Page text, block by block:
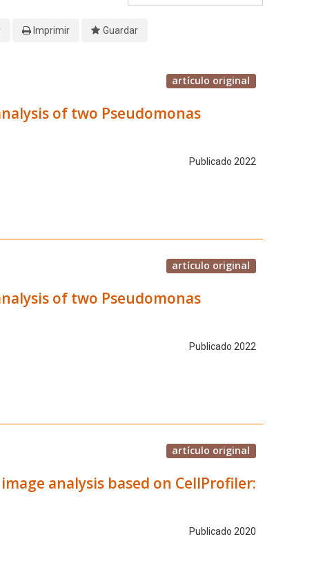
Imprimir Guardar
artículo original
of two Pseudomonas
Publicado 2022
artículo original
of two Pseudomonas
Publicado 2022
artículo original
analysis based on CellProfiler:
Publicado 2020